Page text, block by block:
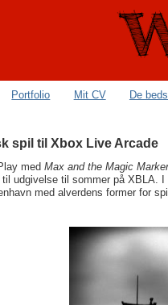
Portfolio Mit CV De
spil til Xbox Live Arcade
med Max and the Magic Marker
udgivelse til sommer på XBLA.
med alverdens former for